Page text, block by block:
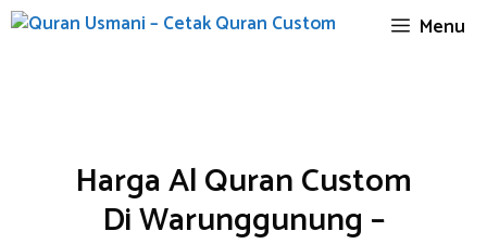
Skip
Menu
Harga Al Quran Custom
Di Warunggunung –